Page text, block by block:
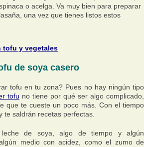
o acelga. Va muy bien para preparar
una vez que tienes listos estos
tofu y vegetales
de soya casero
tofu en tu zona? Pues no hay ningún tipo
tofu no tiene por qué ser algo complicado,
que te cueste un poco más. Con el tiempo
te saldrán recetas perfectas.
leche de soya, algo de tiempo y algún
medio con acidez, como el zumo de